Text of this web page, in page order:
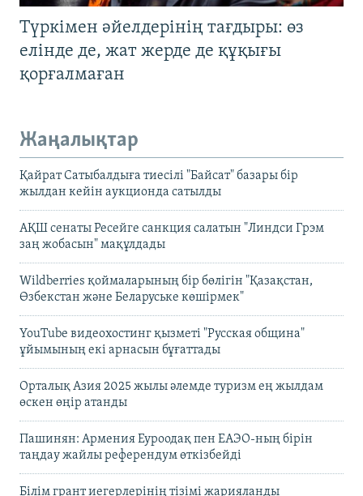
Түркімен әйелдерінің тағдыры: өз
елінде де, жат жерде де құқығы
қорғалмаған
Жаңалықтар
Қайрат Сатыбалдыға тиесілі "Байсат" базары бір
жылдан кейін аукционда сатылды
АҚШ сенаты Ресейге санкция салатын "Линдси Грэм
заң жобасын" мақұлдады
Wildberries қоймаларының бір бөлігін "Қазақстан,
Өзбекстан және Беларуське көшірмек"
YouTube видеохостинг қызметі "Русская община"
ұйымының екі арнасын бұғаттады
Орталық Азия 2025 жылы әлемде туризм ең жылдам
өскен өңір атанды
Пашинян: Армения Еуроодақ пен ЕАЭО-ның бірін
таңдау жайлы референдум өткізбейді
Білім грант иегерлерінің тізімі жарияланды